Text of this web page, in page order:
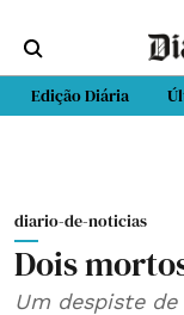
Edição Diária
diario-de-noticias
Dois
Um despiste